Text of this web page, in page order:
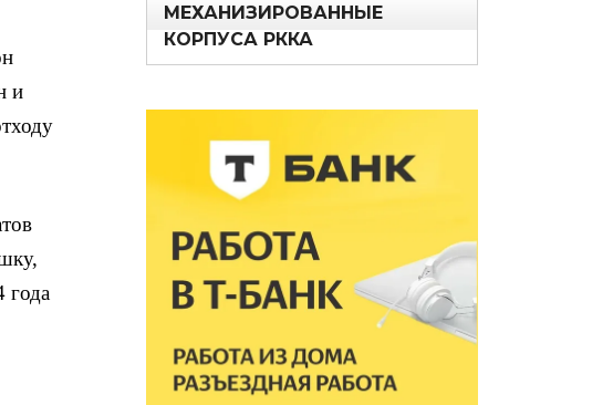
и
года
МЕХАНИЗИРОВАННЫЕ
КОРПУСА РККА